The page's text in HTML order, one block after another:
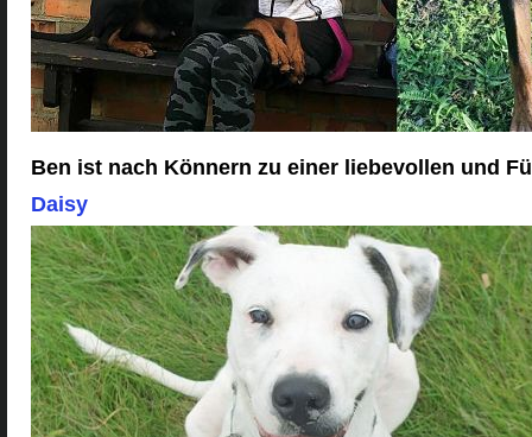
Ben ist nach Könnern zu einer liebevollen und
Daisy